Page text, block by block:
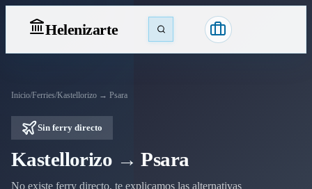
Helenizarte
Inicio/Ferries/Kastellorizo → Psara
Sin ferry directo
Kastellorizo → Psara
No existe ferry directo, te explicamos las alternativas